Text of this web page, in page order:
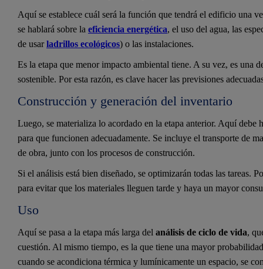
Aquí se establece cuál será la función que tendrá el edificio una
se hablará sobre la eficiencia energética, el uso del agua, las
de usarladrillos ecológicos) o las instalaciones.
Es la etapa que menor impacto ambiental tiene. A su vez, es una
sostenible. Por esta razón, es clave hacer las previsiones
Construcción y generación del inventario
Luego, se materializa lo acordado en la etapa anterior. Aquí
para que funcionen adecuadamente. Se incluye el transporte de
de obra, junto con los procesos de construcción.
Si el análisis está bien diseñado, se optimizarán todas las tareas.
para evitar que los materiales lleguen tarde y haya un mayor
Uso
Aquí se pasa a la etapa más larga del análisis de ciclo de vida,
cuestión. Al mismo tiempo, es la que tiene una mayor
cuando se acondiciona térmica y lumínicamente un espacio, se